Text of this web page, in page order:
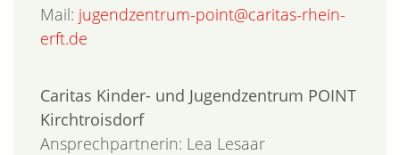
Mail: jugendzentrum-point@caritas-rhein-
erft.de
Caritas Kinder- und Jugendzentrum POINT
Kirchtroisdorf
Ansprechpartnerin: Lea Lesaar